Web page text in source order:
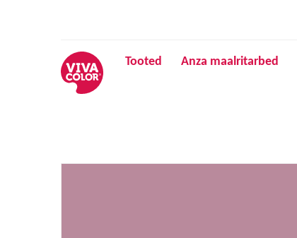
Tooted Anza maalritarbed